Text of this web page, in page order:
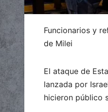
Funcionarios y
de Milei
El ataque de
lanzada por
hicieron público